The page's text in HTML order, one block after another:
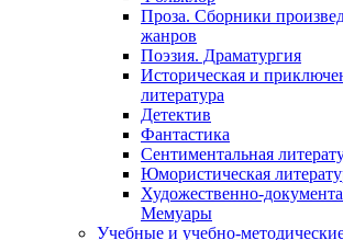
Проза. Сборники
жанров
Поэзия. Драматургия
Историческая и
литература
Детектив
Фантастика
Сентиментальная
Юмористическая
Художественно-
Мемуары
Учебные и учебно-